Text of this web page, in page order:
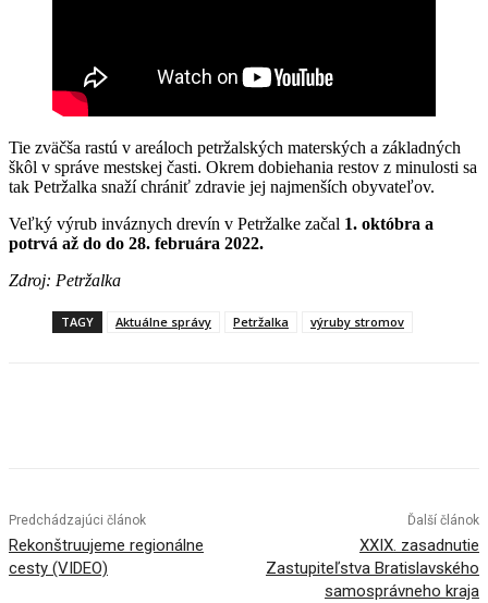
Tie zväčša rastú v areáloch petržalských materských a základných
škôl v správe mestskej časti. Okrem dobiehania restov z minulosti sa
tak Petržalka snaží chrániť zdravie jej najmenších obyvateľov.
Veľký výrub inváznych drevín v Petržalke začal 1. októbra a
potrvá až do do 28. februára 2022.
Zdroj: Petržalka
TAGY Aktuálne správy Petržalka výruby stromov
Predchádzajúci článok
Rekonštruujeme regionálne
cesty (VIDEO)
Ďalší článok
XXIX. zasadnutie
Zastupiteľstva Bratislavského
samosprávneho kraja